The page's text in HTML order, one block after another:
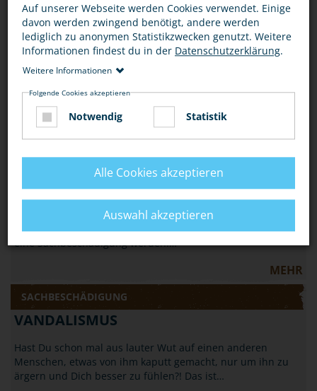
SACHBESCHÄDIGUNG
SACHBESCHÄDIGUNG IST KEIN SCHERZ
April, April: Der 1. April verleitet manchmal zu Scherzen, die
öffentliche Einrichtungen…
HALLOWEEN: NICHT JEDER STREICH IST
OKAY
Wenn Du an Halloween Streiche spielen willst, solltest Du
vorsichtig sein: Aus einem harmlosen Streich kann schnell
eine Sachbeschädigung werden.…
MEHR
SACHBESCHÄDIGUNG
VANDALISMUS
Hast Du schon mal aus lauter Wut auf einen anderen
Menschen, etwas von ihm kaputt gemacht, nur um ihn zu
ärgern und Dich besser zu fühlen?! Das ist…
Auf unserer Webseite werden Cookies verwendet. Einige
davon werden zwingend benötigt, andere werden
lediglich zu anonymen Statistikzwecken genutzt. Weitere
Informationen findest du in der Datenschutzerklärung.
Weitere Informationen
Folgende Cookies akzeptieren
Notwendig Statistik
Alle Cookies akzeptieren
Auswahl akzeptieren